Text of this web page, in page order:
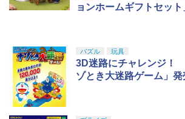
ョンホームギフトセッ
パズル 玩具
3D迷路にチャレンジ！
ゾとき大迷路ゲーム」発